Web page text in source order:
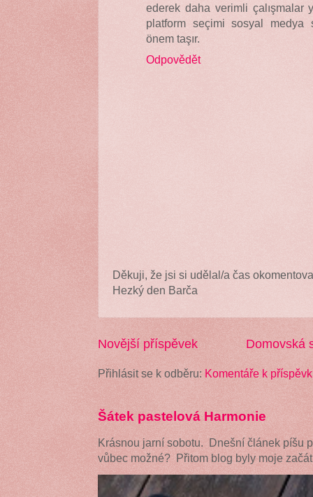
ederek daha verimli çalışmalar
platform seçimi sosyal medya
önem taşır.
Odpovědět
Děkuji, že jsi si udělal/a čas
Hezký den Barča
Novější příspěvek Domovská
Přihlásit se k odběru: Komentáře k
Šátek pastelová Harmonie
Krásnou jarní sobotu. Dnešní článek píšu
vůbec možné? Přitom blog byly moje